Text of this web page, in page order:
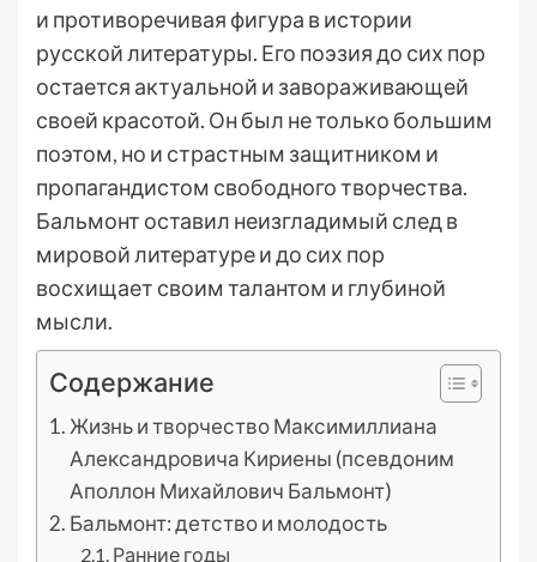
и противоречивая фигура в истории
русской литературы. Его поэзия до сих пор
остается актуальной и завораживающей
своей красотой. Он был не только большим
поэтом, но и страстным защитником и
пропагандистом свободного творчества.
Бальмонт оставил неизгладимый след в
мировой литературе и до сих пор
восхищает своим талантом и глубиной
мысли.
Содержание
Жизнь и творчество Максимиллиана
Александровича Кириены (псевдоним
Аполлон Михайлович Бальмонт)
Бальмонт: детство и молодость
Ранние годы